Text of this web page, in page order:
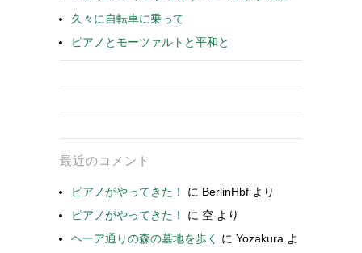
久々に自転車に乗って
ピアノとモーツァルトと平和と
最近のコメント
ピアノがやってきた！ に BerlinHbf より
ピアノがやってきた！
に 空 より
ヘーア通りの森の墓地を歩く
に Yozakura よ